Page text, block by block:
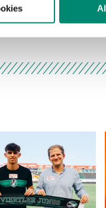
Daniel Sikorski